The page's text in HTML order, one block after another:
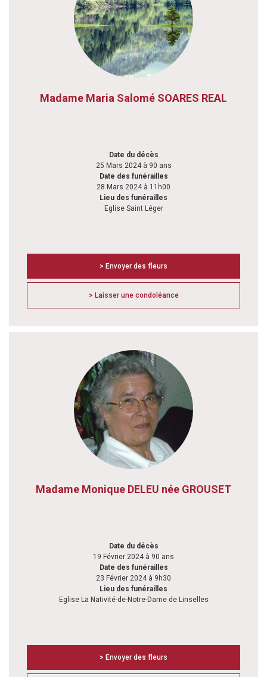
Madame Maria Salomé SOARES REAL
Date du décès
25 Mars 2024 à 90 ans
Date des funérailles
28 Mars 2024 à 11h00
Lieu des funérailles
Eglise Saint Léger
> Envoyer des fleurs
> Laisser une condoléance
Madame Monique DELEU née GROUSET
Date du décès
19 Février 2024 à 90 ans
Date des funérailles
23 Février 2024 à 9h30
Lieu des funérailles
Eglise La Nativité-de-Notre-Dame de Linselles
> Envoyer des fleurs